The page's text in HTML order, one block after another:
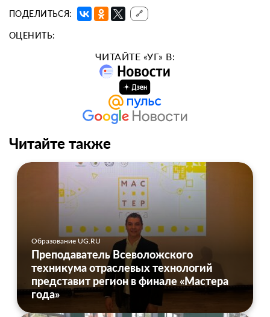
ПОДЕЛИТЬСЯ: 🔗
ОЦЕНИТЬ:
ЧИТАЙТЕ «УГ» В:
Читайте также
Образование UG.RU
Преподаватель Всеволожского
техникума отраслевых технологий
представит регион в финале «Мастера
года»